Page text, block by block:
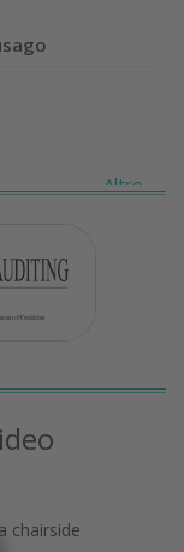
Altro...
chairside